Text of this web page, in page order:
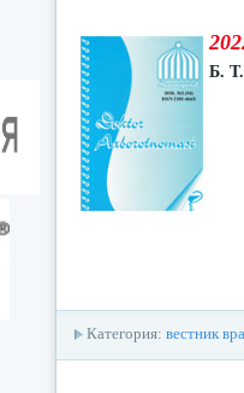
Б.
Категория: вестник